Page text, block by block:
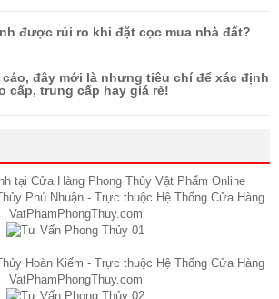
được rủi ro khi đặt cọc mua nhà đất?
đây mới là nhưng tiêu chí để xác định
cấp, trung cấp hay giá rẻ!